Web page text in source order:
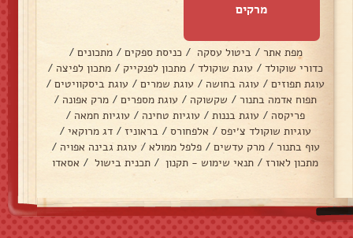
מרקים
מפת אתר / ביטול עסקה / כניסת ספקים / מתכונים /
כדורי שוקולד / עוגת שוקולד / מתכון לפנקייק / מתכון לפיצה /
עוגת תפוזים / עוגה בחושה / עוגת שמרים / עוגת ביסקוויטים /
תפוח אדמה בתנור / שקשוקה / עוגת מספרים / מרק אפונה /
פריקסה / עוגת בננות / עוגיות טחינה / עוגיות חמאה /
עוגיות שוקולד צ׳יפס / אלפחורס / בראוניז / דג מרוקאי /
עוף בתנור / מרק עדשים / פלפל ממולא / עוגת גבינה אפויה /
מתכון לאורז / תנאי שימוש - תקנון / תכנית בישול / אסאדו